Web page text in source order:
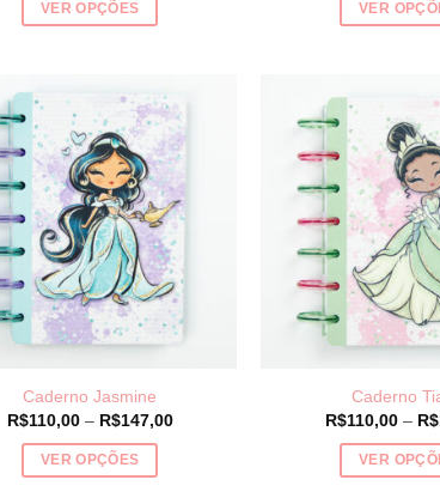
VER OPÇÕES
várias
variantes.
As
opções
podem
ser
escolhidas
na
página
produto
VER
As
ser
na
Caderno Jasmine
R$110,00 – R$147,00Price
VER OPÇÕES
Caderno
R$110,00 – R$
VER